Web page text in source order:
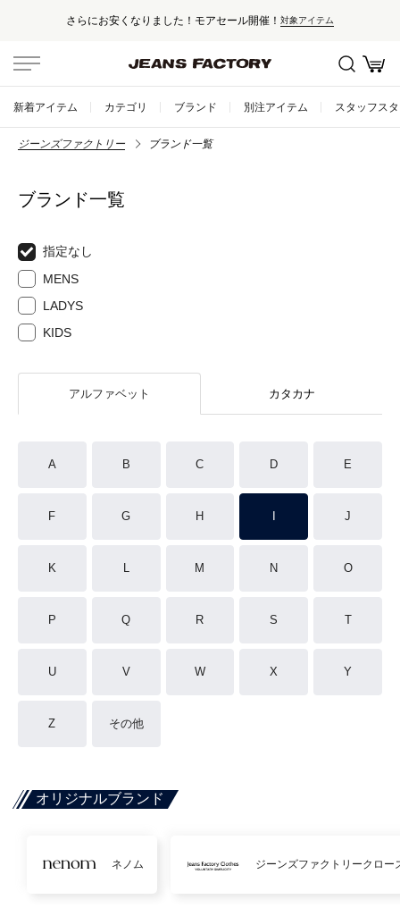
さらにお安くなりました！モアセール開催！ 対象アイテム
新着アイテム カテゴリ ブランド 別注アイテム スタッフス
ジーンズファクトリー ブランド一覧
ブランド一覧
指定なし
MENS
LADYS
KIDS
アルファベット カタカナ
A B C D E
F G H J
K L M N O
P Q R S T
U V W X Y
Z その他
オリジナルブランド
ネノム ジーンズファクトリークロー